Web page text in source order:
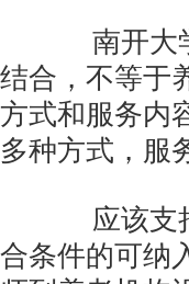
南开大学
结合，不等于
方式和服务内
多种方式，服
应该支持
合条件的可纳